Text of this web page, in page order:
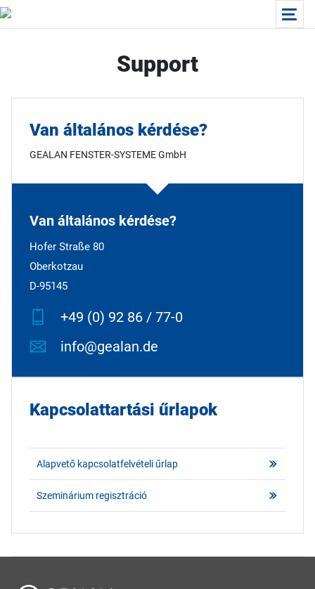
Support
Van általános kérdése?
GEALAN FENSTER-SYSTEME GmbH
Van általános kérdése?
Hofer Straße 80
Oberkotzau
D-95145
+49 (0) 92 86 / 77-0
info@gealan.de
Kapcsolattartási űrlapok
Alapvető kapcsolatfelvételi űrlap
Szeminárium regisztráció